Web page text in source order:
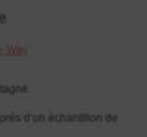
Way
d’un échantillon de